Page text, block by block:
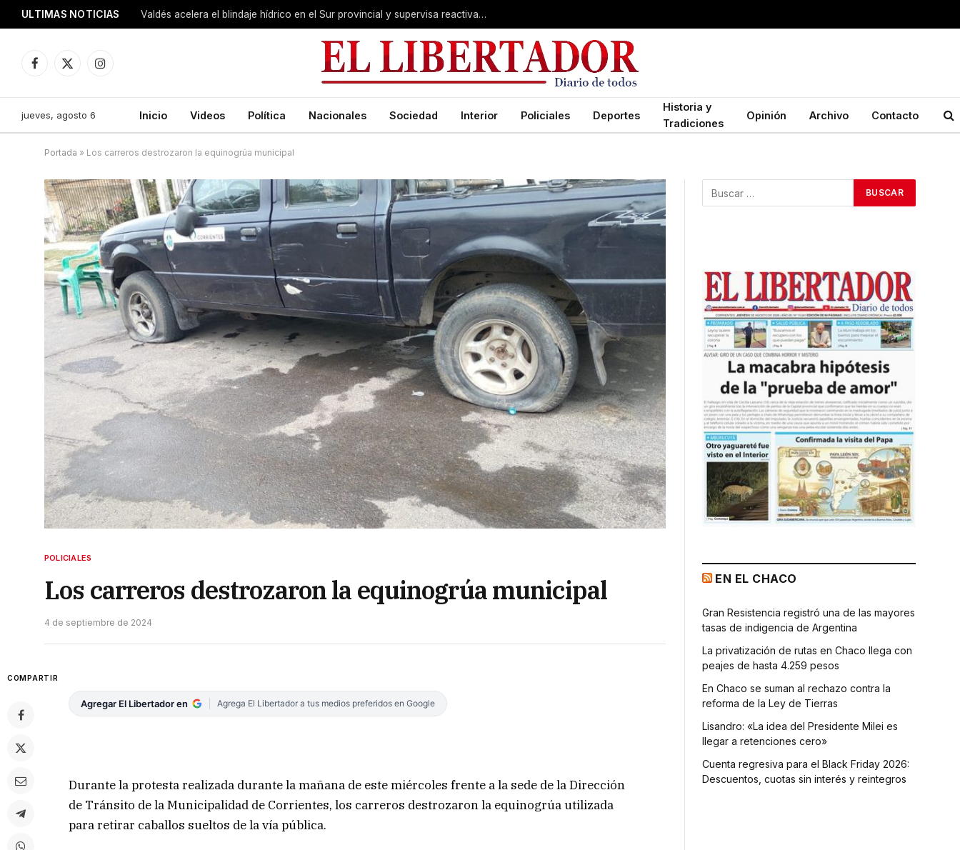
ULTIMAS NOTICIAS Valdés acelera el blindaje hídrico en el Sur provincial y supervisa reactivación de ruta
Facebook
X
Instagram
jueves, agosto 6 Inicio Videos Política Nacionales Sociedad Interior Policiales Deportes
Historia y
Tradiciones
Opinión Archivo Contacto
Portada » Los carreros destrozaron la equinogrúa municipal
POLICIALES
Los carreros destrozaron la equinogrúa municipal
4 de septiembre de 2024
COMPARTIR
Agregar El Libertador en Agrega El Libertador a tus medios preferidos en Google
Durante la protesta realizada durante la mañana de este miércoles frente a la sede de la Dirección
de Tránsito de la Municipalidad de Corrientes, los carreros destrozaron la equinogrúa utilizada
para retirar caballos sueltos de la vía pública.
EN EL CHACO
Gran Resistencia registró una de las mayores
tasas de indigencia de Argentina
La privatización de rutas en Chaco llega con
peajes de hasta 4.259 pesos
En Chaco se suman al rechazo contra la
reforma de la Ley de Tierras
Lisandro: «La idea del Presidente Milei es
llegar a retenciones cero»
Cuenta regresiva para el Black Friday 2026:
Descuentos, cuotas sin interés y reintegros